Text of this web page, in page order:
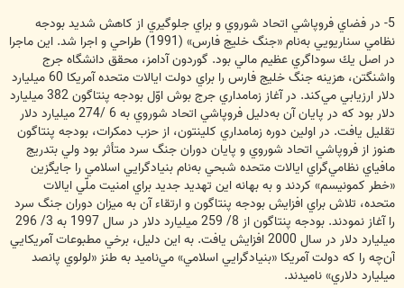
5- در فضاي فروپاشي اتحاد شوروي و براي جلوگيري از کاهش شديد بودجه
نظامي سناريويي به‌نام «جنگ خليج فارس» (1991) طراحي و اجرا شد. اين ماجرا
در اصل يك سوداگري عظيم مالي بود. گوردون آدامز، محقق دانشگاه جرج
واشنگتن، هزينه جنگ خليج فارس را براي دولت ايالات متحده آمريكا 60 ميليارد
دلار ارزيابي مي‌كند. در آغاز زمامداري جرج بوش اوّل بودجه پنتاگون 382 ميليارد
دلار بود كه در پايان آن به‌دليل فروپاشي اتحاد شوروي به 6 /274 ميليارد دلار
تقليل يافت. در اولين دوره زمامداري كلينتون، از حزب دمكرات،‌ بودجه پنتاگون
هنوز از فروپاشي اتحاد شوروي و پايان دوران جنگ سرد متأثر بود ولي بتدريج
مافياي نظامي‌گراي ايالات متحده شبحي به‌نام بنيادگرايي اسلامي را جايگزين
«خطر كمونيسم» كردند و به بهانه اين تهديد جديد براي امنيت ملّي ايالات
متحده، تلاش براي افزايش بودجه پنتاگون و ارتقاء آن به ميزان دوران جنگ سرد
را آغاز نمودند. بودجه پنتاگون از 8/ 259 ميليارد دلار در سال 1997 به 3/ 296
ميليارد دلار در سال 2000 افزايش يافت. به اين دليل، برخي مطبوعات آمريكايي
آن‌چه را كه دولت آمريكا «بنيادگرايي اسلامي» مي‌ناميد به طنز «لولوي پانصد
ميليارد دلاري» ناميدند.